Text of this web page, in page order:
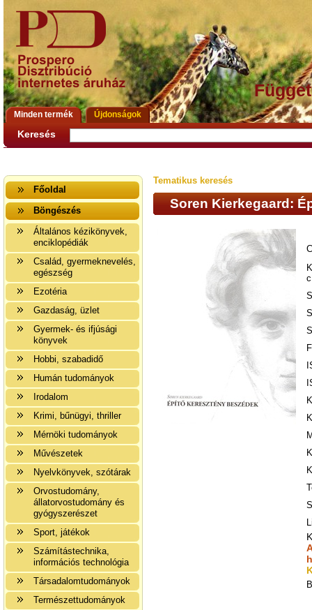
Minden termék Újdonságok
Keresés
Főoldal
Böngészés
Általános kézikönyvek,
enciklopédiák
Család, gyermeknevelés,
egészség
Ezotéria
Gazdaság, üzlet
Gyermek- és ifjúsági
könyvek
Hobbi, szabadidő
Humán tudományok
Irodalom
Krimi, bűnügyi, thriller
Mérnöki tudományok
Művészetek
Nyelvkönyvek, szótárak
Orvostudomány,
állatorvostudomány és
gyógyszerészet
Sport, játékok
Számítástechnika,
információs technológia
Társadalomtudományok
Természettudományok
Tematikus keresés
Soren Kierkegaard: